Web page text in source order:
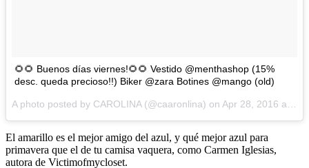
🌻🌻 Buenos días viernes!🌻🌻 Vestido @menthashop (15%
desc. queda precioso!!) Biker @zara Botines @mango (old)
A photo posted by CAROLINA (@caaronlina) on Apr 28, 2016 at 11:49pm PDT
El amarillo es el mejor amigo del azul, y qué mejor azul para
primavera que el de tu camisa vaquera, como Carmen Iglesias,
autora de Victimofmycloset.